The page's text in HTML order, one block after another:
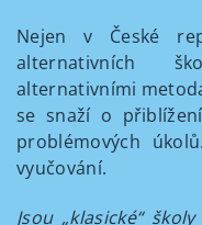
Nejen v České
alternativních
alternativními
se snaží o
problémových
vyučování.
Jsou „klasické“